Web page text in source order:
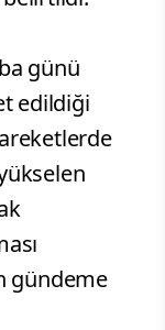
günü
edildiği
gündeme